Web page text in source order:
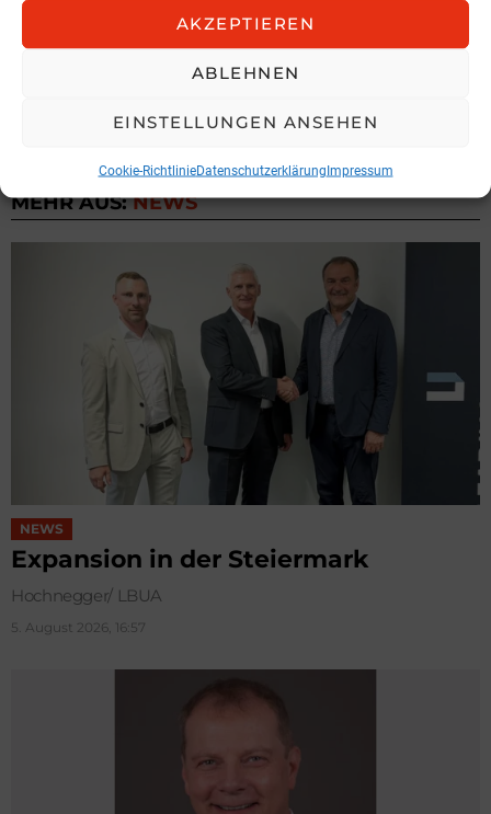
AKZEPTIEREN
ABLEHNEN
EINSTELLUNGEN ANSEHEN
Cookie-RichtlinieDatenschutzerklärungImpressum
See Vorheriger Artikel
Droht in den USA eine neue
Nächster Artikel
MEHR AUS:NEWS
NEWS
Expansion in der Steiermark
Hochnegger/ LBUA
5. August 2026, 16:57